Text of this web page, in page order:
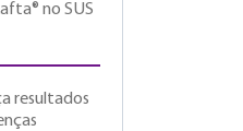
no SUS
resultados